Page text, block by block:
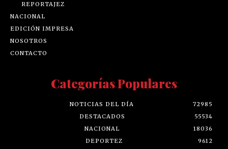
REPORTAJEZ
NACIONAL
EDICIÓN IMPRESA
NOSOTROS
CONTACTO
Categorías Populares
NOTICIAS DEL DÍA
72985
DESTACADOS
55534
NACIONAL
18036
DEPORTEZ
9612